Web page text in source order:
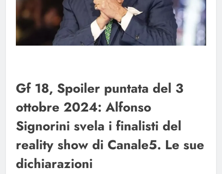
Gf 18, Spoiler puntata del 3
ottobre 2024: Alfonso
Signorini svela i finalisti del
reality show di Canale5. Le sue
dichiarazioni